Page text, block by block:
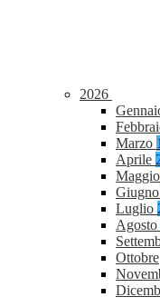
2026
Marzo 1
Aprile
Maggio
Giugno
Luglio
Agosto
Ottobre